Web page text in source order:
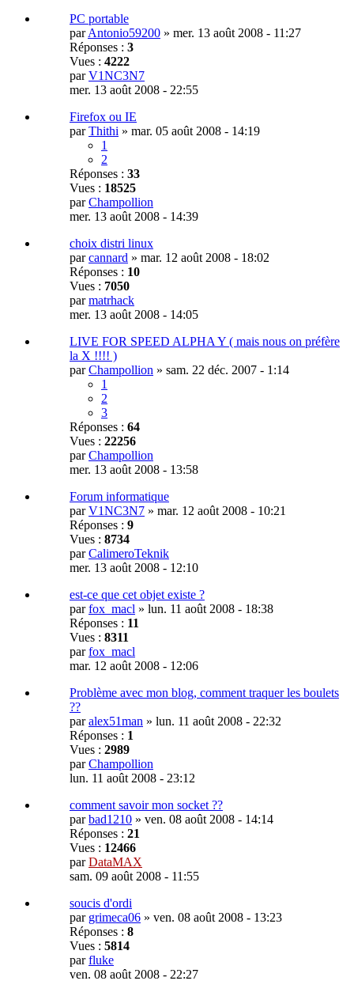
PC portable
parAntonio59200 » mer. 13 août 2008 - 11:27
Réponses : 3
Vues : 4222
parV1NC3N7
mer. 13 août 2008 - 22:55
Firefox ou IE
parThithi » mar. 05 août 2008 - 14:19
1
2
Réponses : 33
Vues : 18525
parChampollion
mer. 13 août 2008 - 14:39
choix distri linux
parcannard » mar. 12 août 2008 - 18:02
Réponses : 10
Vues : 7050
parmatrhack
mer. 13 août 2008 - 14:05
LIVE FOR SPEED ALPHA Y ( mais nous on préfère
la X !!!! )
parChampollion » sam. 22 déc. 2007 - 1:14
1
2
3
Réponses : 64
Vues : 22256
parChampollion
mer. 13 août 2008 - 13:58
Forum informatique
parV1NC3N7 » mar. 12 août 2008 - 10:21
Réponses : 9
Vues : 8734
parCalimeroTeknik
mer. 13 août 2008 - 12:10
est-ce que cet objet existe ?
parfox_macl » lun. 11 août 2008 - 18:38
Réponses : 11
Vues : 8311
parfox_macl
mar. 12 août 2008 - 12:06
Problème avec mon blog, comment traquer les boulets
??
paralex51man » lun. 11 août 2008 - 22:32
Réponses : 1
Vues : 2989
parChampollion
lun. 11 août 2008 - 23:12
comment savoir mon socket ??
parbad1210 » ven. 08 août 2008 - 14:14
Réponses : 21
Vues : 12466
parDataMAX
sam. 09 août 2008 - 11:55
soucis d'ordi
par grimeca06 » ven. 08 août 2008 - 13:23
Réponses : 8
Vues : 5814
parfluke
ven. 08 août 2008 - 22:27